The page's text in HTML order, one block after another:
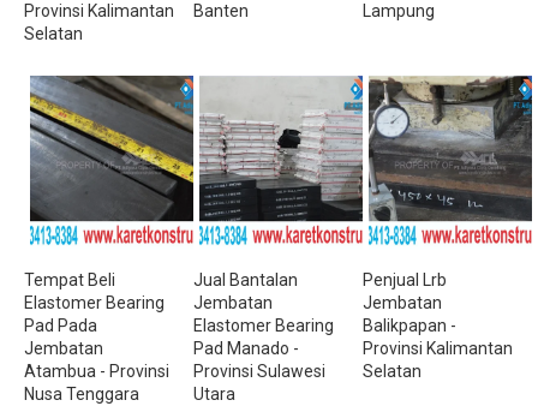
Provinsi Kalimantan
Selatan
Banten
Lampung
Tempat Beli
Elastomer Bearing
Pad Pada
Jembatan
Atambua - Provinsi
Nusa Tenggara
Jual Bantalan
Jembatan
Elastomer Bearing
Pad Manado -
Provinsi Sulawesi
Utara
Penjual Lrb
Jembatan
Balikpapan -
Provinsi Kalimantan
Selatan